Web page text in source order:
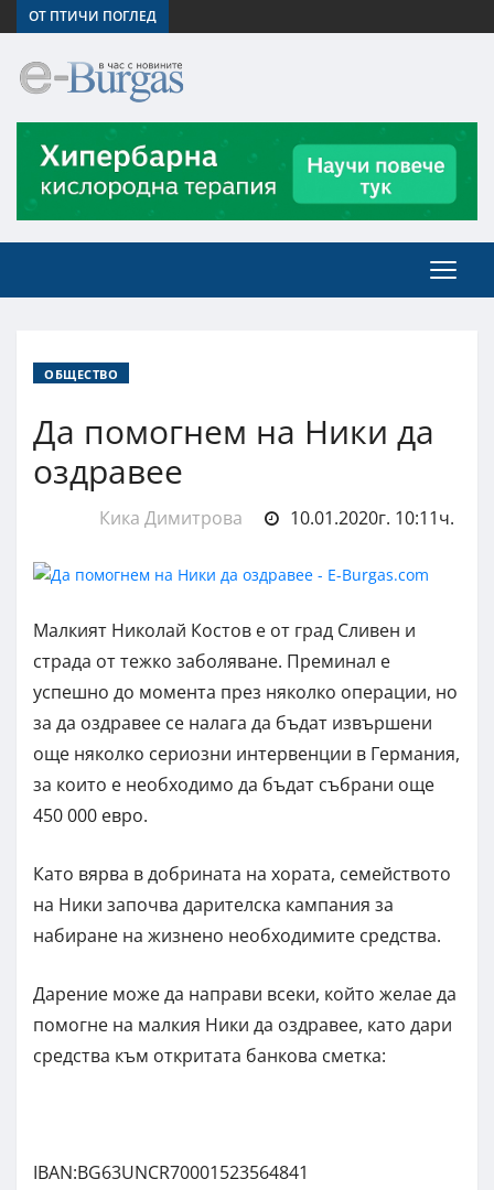
ОТ ПТИЧИ ПОГЛЕД
ОБЩЕСТВО
Да помогнем на Ники да
оздравее
Кика Димитрова 10.01.2020г. 10:11ч.
Малкият Николай Костов е от град Сливен и
страда от тежко заболяване. Преминал е
успешно до момента през няколко операции, но
за да оздравее се налага да бъдат извършени
още няколко сериозни интервенции в Германия,
за които е необходимо да бъдат събрани още
450 000 евро.
Като вярва в добрината на хората, семейството
на Ники започва дарителска кампания за
набиране на жизнено необходимите средства.
Дарение може да направи всеки, който желае да
помогне на малкия Ники да оздравее, като дари
средства към откритата банкова сметка:
IBAN:BG63UNCR70001523564841